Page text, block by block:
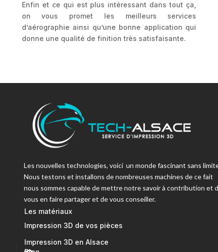
Enfin et ce qui est plus intéressant dans tout ça,
on vous promet les meilleurs services
d’aérographie ainsi qu’une bonne application qui
donne une qualité de finition très satisfaisante.
Les nouvelles technologies, voici un monde fascinant sans
Nous testons et installons de nombreuses machines de ce fait
nous sommes capable de mettre notre savoir à contribution et
vous en faire partager et de vous conseiller.
Les matériaux
Impression 3D de vos pièces
Impression 3D en Alsace